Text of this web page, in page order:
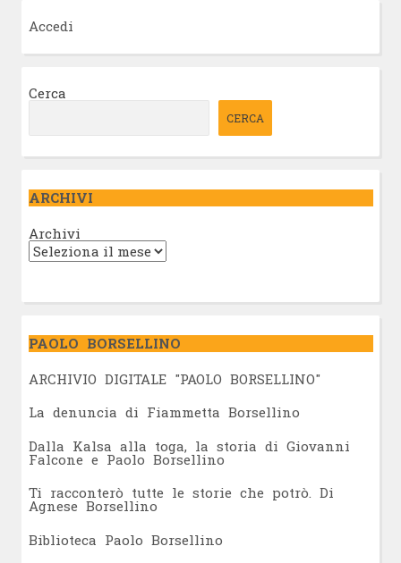
Accedi
Cerca
CERCA
ARCHIVI
Archivi
PAOLO BORSELLINO
ARCHIVIO DIGITALE "PAOLO BORSELLINO"
La denuncia di Fiammetta Borsellino
Dalla Kalsa alla toga, la storia di Giovanni
Falcone e Paolo Borsellino
Ti racconterò tutte le storie che potrò. Di
Agnese Borsellino
Biblioteca Paolo Borsellino